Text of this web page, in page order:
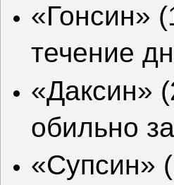
«Гонсин»
течение
«Даксин»
обильно
«Супсин»